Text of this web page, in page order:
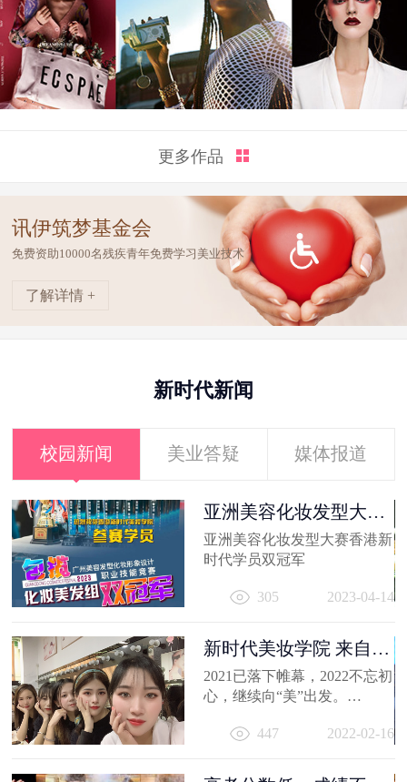
更多作品
讯伊筑梦基金会
免费资助10000名残疾青年免费学习美业技术
了解详情 +
新时代新闻
校园新闻 美业答疑 媒体报道
亚洲美容化妆发型大赛
香港新时代...
亚洲美容化妆发型大赛香港新
时代学员双冠军
305 2023-04-14
新时代美妆学院 来自
2021的回忆
2021已落下帷幕，2022不忘初
心，继续向“美”出发。
的小...
447 2022-02-16